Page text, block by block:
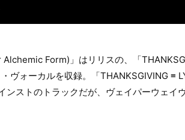
Alchemic Form)」はリリスの、「
ヴォーカルを収録。「THANKSGIVING ≡
ンストのトラックだが、ヴェイパーウェイ